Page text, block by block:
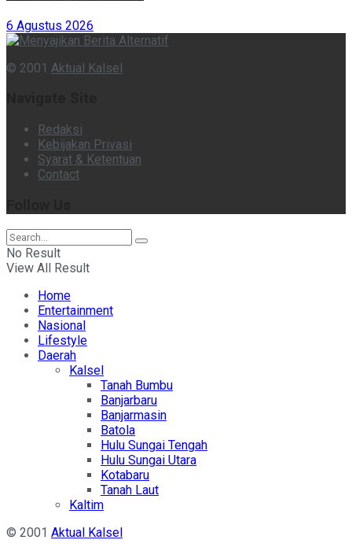
6 Agustus 2026
© 2001 Aktual Kalsel
Redaksi
Kebijakan Privasi
Syarat & Ketentuan
Contact
No Result
View All Result
Home
Entertainment
Nasional
Lifestyle
Daerah
Kalsel
Tanah Bumbu
Banjarbaru
Banjarmasin
Batola
Hulu Sungai Tengah
Hulu Sungai Utara
Kotabaru
Tanah Laut
Kaltim
© 2001 Aktual Kalsel